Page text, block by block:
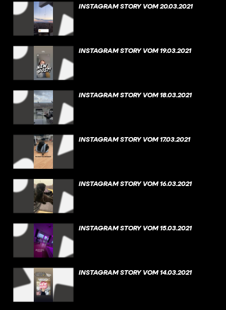
INSTAGRAM STORY VOM 20.03.2021
INSTAGRAM STORY VOM 19.03.2021
INSTAGRAM STORY VOM 18.03.2021
INSTAGRAM STORY VOM 17.03.2021
INSTAGRAM STORY VOM 16.03.2021
INSTAGRAM STORY VOM 15.03.2021
INSTAGRAM STORY VOM 14.03.2021